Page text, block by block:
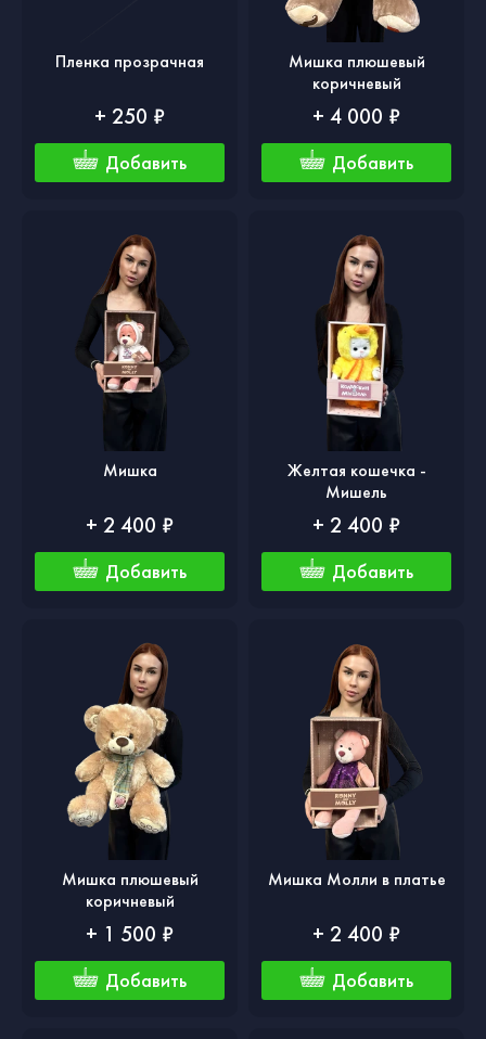
Пленка прозрачная
+ 250 ₽
Добавить
Мишка плюшевый
коричневый
+ 4 000 ₽
Добавить
Мишка
+ 2 400 ₽
Добавить
Желтая кошечка -
Мишель
+ 2 400 ₽
Добавить
Мишка плюшевый
коричневый
+ 1 500 ₽
Добавить
Мишка Молли в платье
+ 2 400 ₽
Добавить